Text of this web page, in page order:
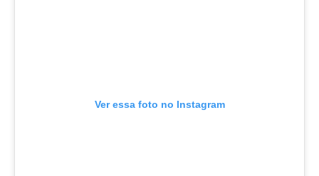
Ver essa foto no Instagram